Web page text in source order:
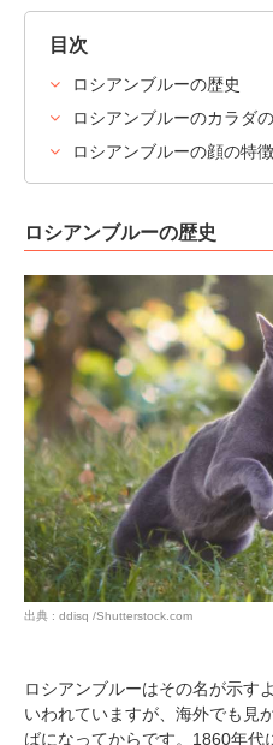
目次
ロシアンブルーの歴史
ロシアンブルーのカラダ
ロシアンブルーの顔の特
ロシアンブルーの歴史
出典 : ddisq /Shutterstock.com
ロシアンブルーはその名が示す
いわれていますが、海外でも見
ばになってからです。1860年代